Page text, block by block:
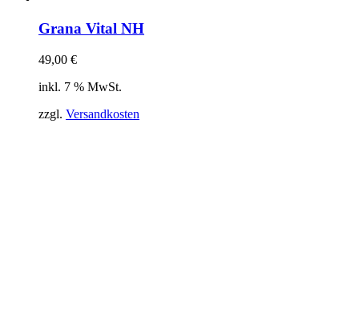
Grana Vital NH
49,00 €
inkl. 7 % MwSt.
zzgl. Versandkosten